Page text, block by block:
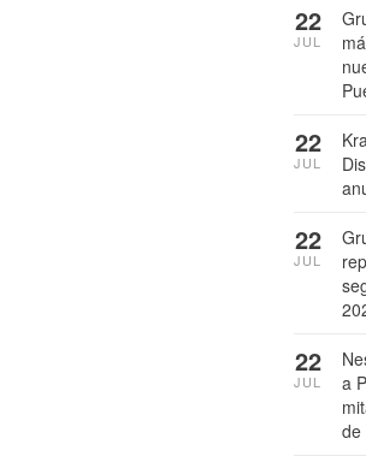
22
JUL
22
JUL
22
JUL
a
de
22
JUL